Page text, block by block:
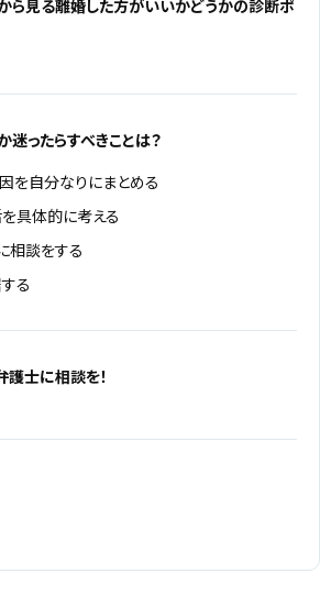
ら見る離婚した方がいいかどうかの診断ポ
ったらすべきことは？
を自分なりにまとめる
具体的に考える
相談をする
る
士に相談を！